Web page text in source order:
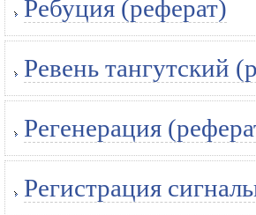
Ребуция (реферат)
Ревень тангутский
Регенерация
Регистрация